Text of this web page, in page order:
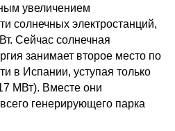
увеличением
солнечных электростанций,
Сейчас солнечная
занимает второе место по
в Испании, уступая только
МВт). Вместе они
генерирующего парка